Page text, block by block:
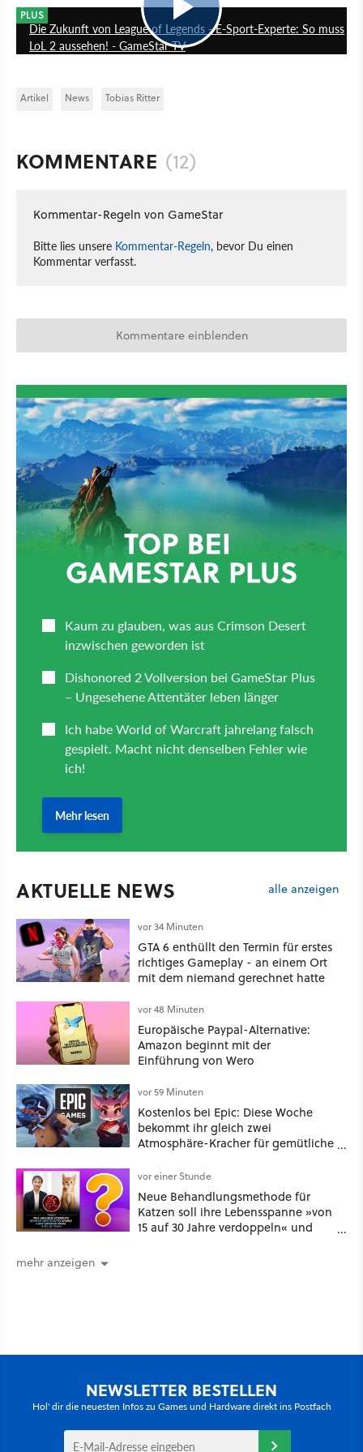
PLUS
Die Zukunft von League of Legends - E-Sport-Experte: So muss
LoL 2 aussehen! - GameStar TV
Artikel News Tobias Ritter
KOMMENTARE (12)
Kommentar-Regeln von GameStar
Bitte lies unsere Kommentar-Regeln, bevor Du einen
Kommentar verfasst.
Kommentare einblenden
AKTUELLE NEWS alle anzeigen
vor 34 Minuten
GTA 6 enthüllt den Termin für erstes
richtiges Gameplay - an einem Ort
mit dem niemand gerechnet hatte
vor 48 Minuten
Europäische Paypal-Alternative:
Amazon beginnt mit der
Einführung von Wero
vor 59 Minuten
Kostenlos bei Epic: Diese Woche
bekommt ihr gleich zwei
Atmosphäre-Kracher für gemütliche
vor einer Stunde
Neue Behandlungsmethode für
Katzen soll ihre Lebensspanne »von
15 auf 30 Jahre verdoppeln« und
mehr anzeigen
NEWSLETTER BESTELLEN
Hol' dir die neuesten Infos zu Games und Hardware direkt ins Postfach